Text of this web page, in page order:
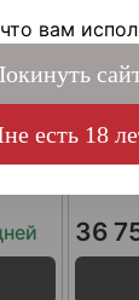
на
30-
36
вам
есть 18